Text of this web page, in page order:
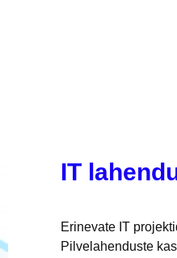
IT
Erinevate IT
Pilvelahenduste